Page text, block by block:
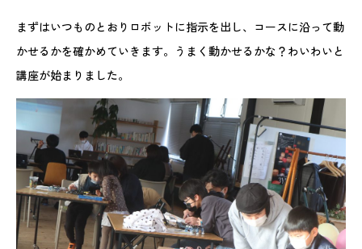
まずはいつものとおりロボットに指示を出し、コースに沿って動
かせるかを確かめていきます。うまく動かせるかな？わいわいと
講座が始まりました。